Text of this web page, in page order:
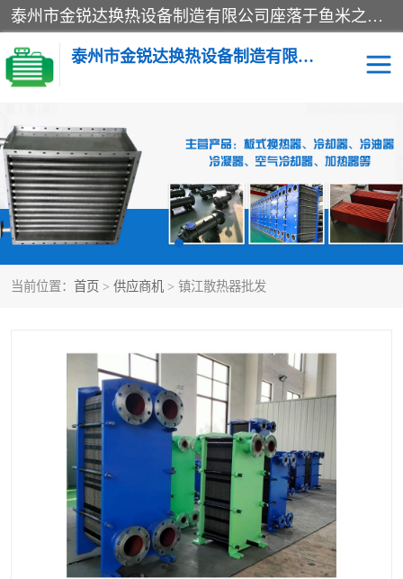
泰州市金锐达换热设备制造有限公司座落于鱼米之乡、祥泰之州一江苏泰州。是一家多年从事换热设备研究、设计、制造、销售、服务于一体的生产企业。
泰州市金锐达换热设备制造有限公司
当前位置： 首页 > 供应商机 > 镇江散热器批发
冷却器 换热器
散热器 预热器
热交换器